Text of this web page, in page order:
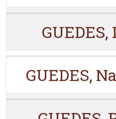
GUEDES,